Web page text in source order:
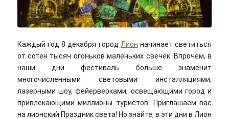
Каждый год 8 декабря город Лион начинает светиться
от сотен тысяч огоньков маленьких свечек. Впрочем, в
наши дни фестиваль больше знаменит
многочисленными световыми инсталляциями,
лазерными шоу, фейерверками, освещающими город и
привлекающими миллионы туристов. Приглашаем вас
на лионский Праздник света! Но знайте, в эти дни в Лион